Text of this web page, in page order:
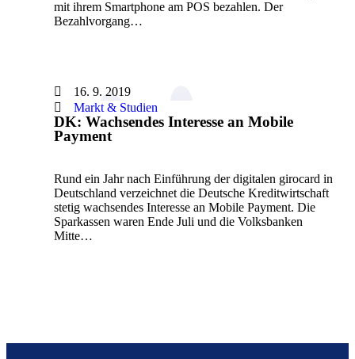
mit ihrem Smartphone am POS bezahlen. Der
Bezahlvorgang…
16. 9. 2019
Markt & Studien
DK: Wachsendes Interesse an Mobile
Payment
Rund ein Jahr nach Einführung der digitalen girocard in
Deutschland verzeichnet die Deutsche Kreditwirtschaft
stetig wachsendes Interesse an Mobile Payment. Die
Sparkassen waren Ende Juli und die Volksbanken
Mitte…